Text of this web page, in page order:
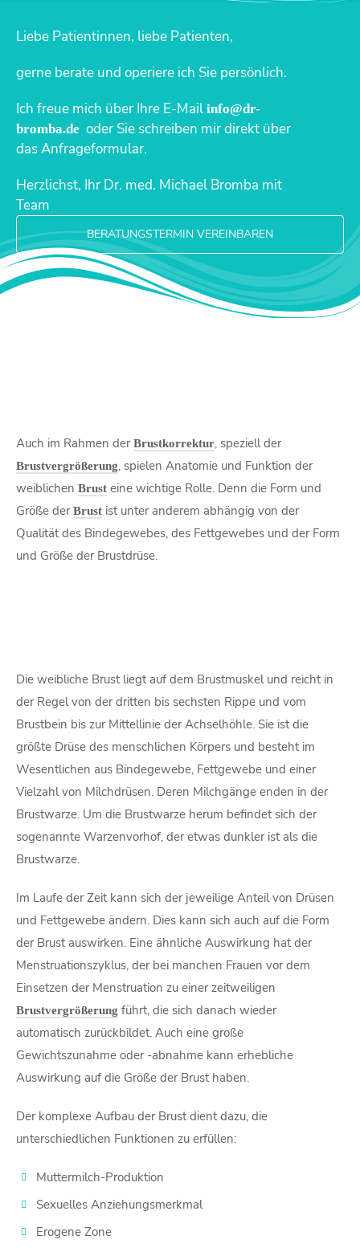
Liebe Patientinnen, liebe Patienten,
gerne berate und operiere ich Sie persönlich.
Ich freue mich über Ihre E-Mail info@dr-
bromba.de oder Sie schreiben mir direkt über
das Anfrageformular.
Herzlichst, Ihr Dr. med. Michael Bromba mit
Team
BERATUNGSTERMIN VEREINBAREN
Auch im Rahmen derBrustkorrektur, speziell der
Brustvergrößerung, spielen Anatomie und Funktion der
weiblichen Brust eine wichtige Rolle. Denn die Form und
Größe derBrust ist unter anderem abhängig von der
Qualität des Bindegewebes, des Fettgewebes und der Form
und Größe der Brustdrüse.
Die weibliche Brust liegt auf dem Brustmuskel und reicht in
der Regel von der dritten bis sechsten Rippe und vom
Brustbein bis zur Mittellinie der Achselhöhle. Sie ist die
größte Drüse des menschlichen Körpers und besteht im
Wesentlichen aus Bindegewebe, Fettgewebe und einer
Vielzahl von Milchdrüsen. Deren Milchgänge enden in der
Brustwarze. Um die Brustwarze herum befindet sich der
sogenannte Warzenvorhof, der etwas dunkler ist als die
Brustwarze.
Im Laufe der Zeit kann sich der jeweilige Anteil von Drüsen
und Fettgewebe ändern. Dies kann sich auch auf die Form
der Brust auswirken. Eine ähnliche Auswirkung hat der
Menstruationszyklus, der bei manchen Frauen vor dem
Einsetzen der Menstruation zu einer zeitweiligen
Brustvergrößerung führt, die sich danach wieder
automatisch zurückbildet. Auch eine große
Gewichtszunahme oder -abnahme kann erhebliche
Auswirkung auf die Größe der Brust haben.
Der komplexe Aufbau der Brust dient dazu, die
unterschiedlichen Funktionen zu erfüllen:
Muttermilch-Produktion
Sexuelles Anziehungsmerkmal
Erogene Zone